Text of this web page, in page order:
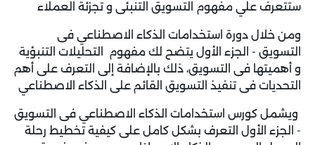
ستتعرف علي مفهوم التسويق التنبئى و تجزئة العملاء
ومن خلال دورة استخدامات الذكاء الاصطناعي فى
التسويق - الجزء الأول يتضح لك مفهوم التحليلات التنبؤية
و أهميتها فى التسويق، ذلك بالإضافة إلى التعرف على أهم
التحديات فى تنفيذ التسويق القائم على الذكاء الاصطناعي
ويشمل كورس استخدامات الذكاء الاصطناعي فى التسويق
- الجزء الأول التعرف بشكل كامل على كيفية تخطيط رحلة